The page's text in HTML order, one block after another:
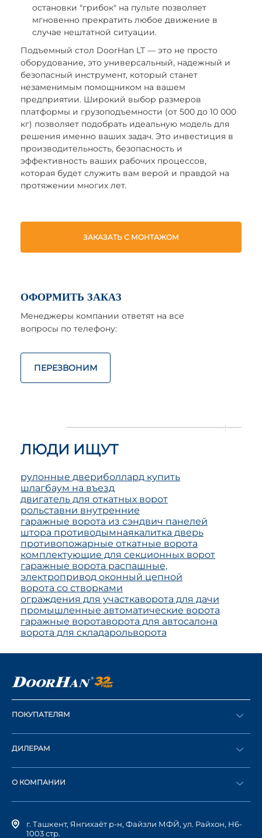
остановки "грибок" на пульте позволяет
мгновенно прекратить любое движение в
случае нештатной ситуации.
Подъемный стол DoorHan LT — это не просто
оборудование, это универсальный, надежный и
безопасный инструмент, который станет
незаменимым помощником на вашем
предприятии. Широкий выбор размеров
платформы и грузоподъемности (от 500 до 10 000
кг) позволяет подобрать идеальную модель для
решения именно ваших задач. Это инвестиция в
производительность, безопасность и
эффективность ваших рабочих процессов,
которая будет служить вам верой и правдой на
протяжении многих лет.
ЗАКАЗАТЬ С МОНТАЖОМ
ОФОРМИТЬ ЗАКАЗ
Менеджеры компании ответят на все
вопросы по телефону:
ПЕРЕЗВОНИМ
ЛЮДИ ИЩУТ
рулонные двериболлард купить
шлагбаум на въезд
двигатель для откатных ворот
рольставни внутренние
гаражные ворота из сэндвич панелей
штора противодымнаякалитка дверь
противопожарные откатные ворота
комплектующие для секционных ворот
гаражные ворота распашные,
электропривод оконный цепной
ворота со створками
ограждения для участкаворота для дачи
промышленные автоматические ворота
гаражные воротаворота для автосалона
ворота для складарольворота
ПОКУПАТЕЛЯМ
Оформить заказ
Каталог
ДИЛЕРАМ
Стать дилером
О КОМПАНИИ
История компании
г. Ташкент, Янгихаёт р-н, Файзли МФЙ, ул. Райхон, Н6-
1003 стр.